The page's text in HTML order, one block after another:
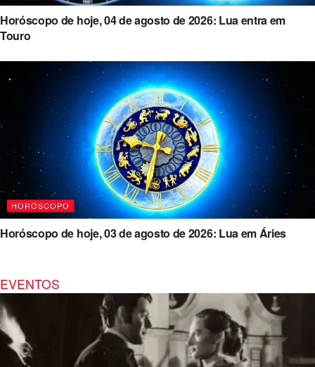
Horóscopo de hoje, 04 de agosto de 2026: Lua entra em
Touro
HORÓSCOPO
Horóscopo de hoje, 03 de agosto de 2026: Lua em Áries
EVENTOS